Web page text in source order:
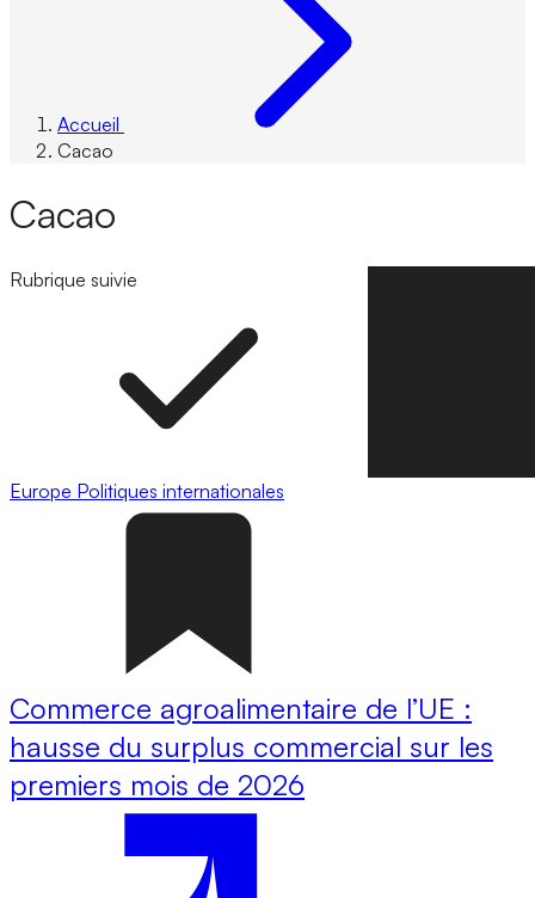
Accueil
Cacao
Cacao
Rubrique suivie
Europe Politiques internationales
Commerce agroalimentaire de l’UE :
hausse du surplus commercial sur les
premiers mois de 2026